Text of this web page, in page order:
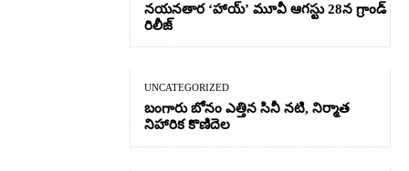
నయనతార ‘హాయ్’ మూవీ ఆగస్టు 28న గ్రాండ్
రిలీజ్
UNCATEGORIZED
బంగారు బోనం ఎత్తిన సినీ నటి, నిర్మాత
నిహారిక కొణిదెల